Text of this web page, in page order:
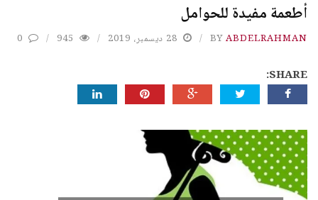
أطعمة مفيدة للحوامل
BYABDELRAHMAN 28 ديسمبر، 2019 945
0
SHARE: